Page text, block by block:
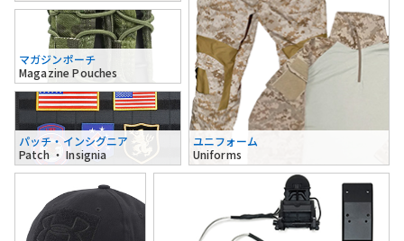
マガジンポーチ
Magazine Pouches
パッチ・インシグニア
Patch ・ Insignia
ユニフォーム
Uniforms